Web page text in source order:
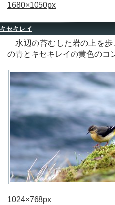
1680×1050px
キセキレイ
水辺の苔むした岩の上を歩
の青とキセキレイの黄色のコ
1024×768px